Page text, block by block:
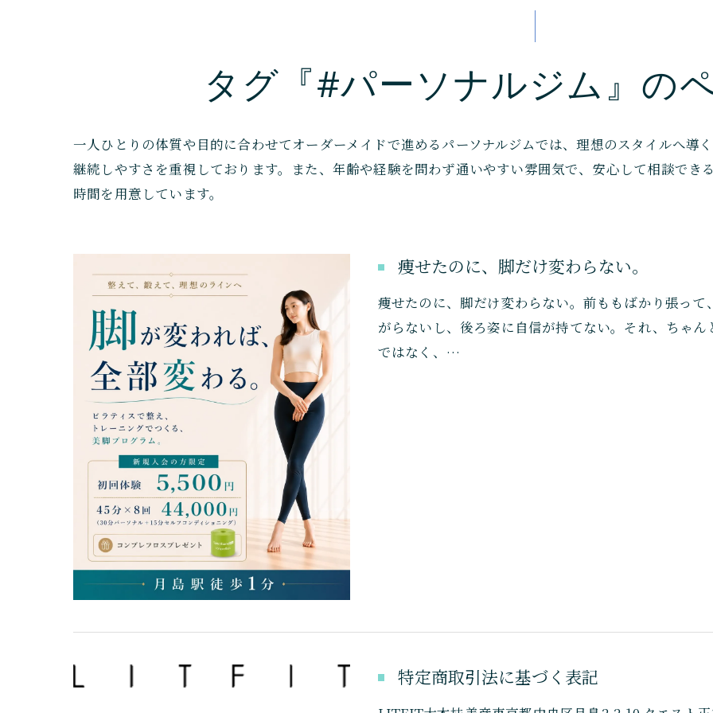
タグ『#パーソナルジム』の
一人ひとりの体質や目的に合わせてオーダーメイドで進めるパーソナルジムでは、理想のスタイルへ導
継続しやすさを重視しております。また、年齢や経験を問わず通いやすい雰囲気で、安心して相談でき
時間を用意しています。
痩せたのに、脚だけ変わらない。
痩せたのに、脚だけ変わらない。前ももばかり張っ
がらないし、後ろ姿に自信が持てない。それ、ちゃ
ではなく、…
特定商取引法に基づく表記